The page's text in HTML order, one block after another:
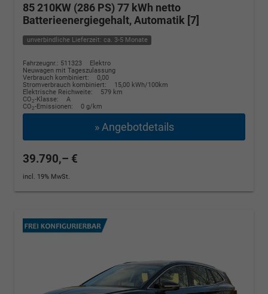
85 210KW (286 PS) 77 kWh netto
Batterieenergiegehalt, Automatik [7]
unverbindliche Lieferzeit: ca. 3-5 Monate
Fahrzeugnr.: 511323
Elektro
Neuwagen mit Tageszulassung
Verbrauch kombiniert:
0,00
Stromverbrauch kombiniert:
15,00 kWh/100km
Elektrische Reichweite:
579 km
CO2-Klasse:
A
CO2-Emissionen: 0 g/km
» Angebotdetails
39.790,– €
incl. 19% MwSt.